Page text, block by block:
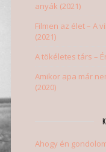
anyák (2021)
Filmen az élet – A
(2021)
A tökéletes társ –
Amikor apa már
(2020)
Ahogy én